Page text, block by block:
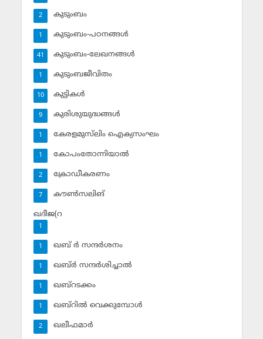
കുടുംബം
2
കുടുംബം-പഠനങ്ങള്‍
1
കുടുംബം-ലേഖനങ്ങള്‍
41
കുടുംബജീവിതം
1
കുട്ടികള്‍
10
കുരിശുയുദ്ധങ്ങള്‍
9
കേരളമുസ്‌ലിം ഐക്യസംഘം
1
കോപംതോന്നിയാല്‍
1
ക്രോഡീകരണം
2
കൗണ്‍സലിങ്‌
7
ഖദീജ(റ
1
ഖബ് ര്‍ സന്ദര്‍ശനം
1
ഖബ്ര്‍ സന്ദര്‍ശിച്ചാല്‍
1
ഖബ്‌റടക്കം
1
ഖബ്‌റില്‍ വെക്കുമ്പോള്‍
1
ഖലീഫമാര്‍
2